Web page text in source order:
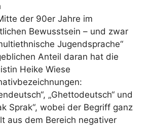
der 90er Jahre im
Bewusstsein – und zwar
Jugendsprache“
Anteil daran hat die
Heike Wiese
„Ghettodeutsch“ und
Sprak“, wobei der Begriff ganz
aus dem Bereich negativer